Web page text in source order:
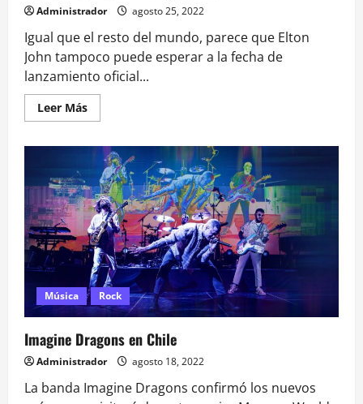
Administrador agosto 25, 2022
Igual que el resto del mundo, parece que Elton
John tampoco puede esperar a la fecha de
lanzamiento oficial...
Leer MásLeer
más
Elton
John:
Nos
da
una
«probadita»
de
su
colaboración
con
Britney
Spears
Música Rock
Imagine Dragons en Chile
Administrador agosto 18, 2022
La banda Imagine Dragons confirmó los nuevos